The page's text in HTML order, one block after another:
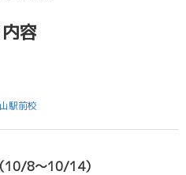
容
駅前校
10/8～10/14）